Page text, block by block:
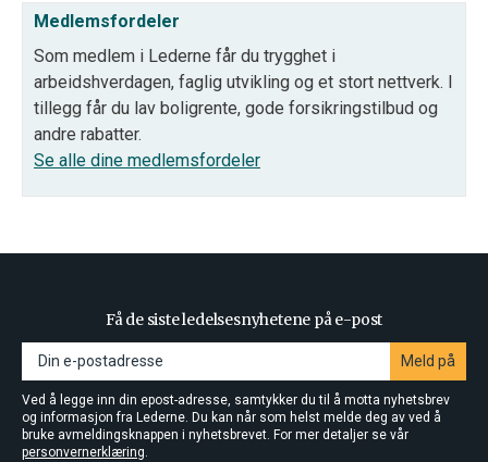
Medlemsfordeler
Som medlem i Lederne får du trygghet i
arbeidshverdagen, faglig utvikling og et stort nettverk. I
tillegg får du lav boligrente, gode forsikringstilbud og
andre rabatter.
Se alle dine medlemsfordeler
Få de siste ledelsesnyhetene på e-post
Meld på
Ved å legge inn din epost-adresse, samtykker du til å motta nyhetsbrev
og informasjon fra Lederne. Du kan når som helst melde deg av ved å
bruke avmeldingsknappen i nyhetsbrevet. For mer detaljer se vår
personvernerklæring.